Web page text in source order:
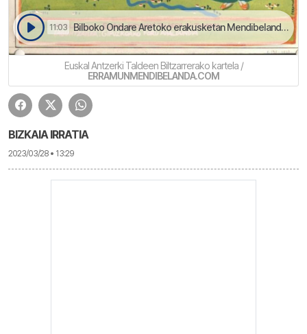
11:03 Bilboko Ondare Aretoko erakusketan Mendibelandaren jatorrizko kartelak dagoz | Kultura
Euskal Antzerki Taldeen Biltzarrerako kartela /
ERRAMUNMENDIBELANDA.COM
BIZKAIA IRRATIA
2023/03/28 • 13:29